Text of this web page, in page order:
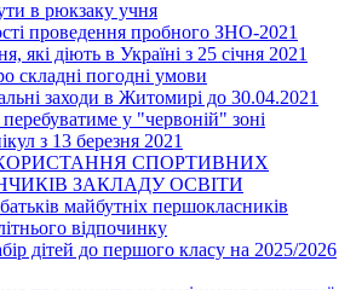
в рюкзаку учня
проведення пробного ЗНО-2021
які діють в Україні з 25 січня 2021
погодні умови
заходи в Житомирі до 30.04.2021
у "червоній" зоні
з 13 березня 2021
СПОРТИВНИХ
ЗАКЛАДУ ОСВІТИ
майбутніх першокласників
відпочинку
дітей до першого класу на 2025/2026